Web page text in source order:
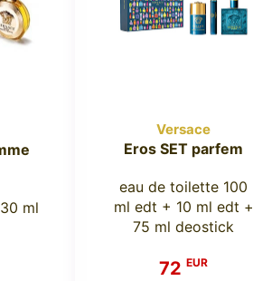
ml
Versace
Eros SET parfem
eau de toilette 100
ml edt + 10 ml edt +
75 ml deostick
72 EUR